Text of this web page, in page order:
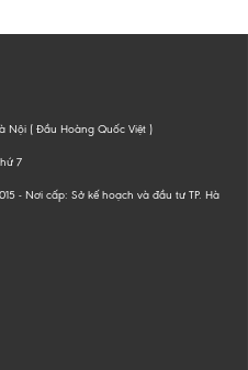
Nội ( Đầu Hoàng Quốc Việt )
7
- Nơi cấp: Sở kế hoạch và đầu tư TP. Hà